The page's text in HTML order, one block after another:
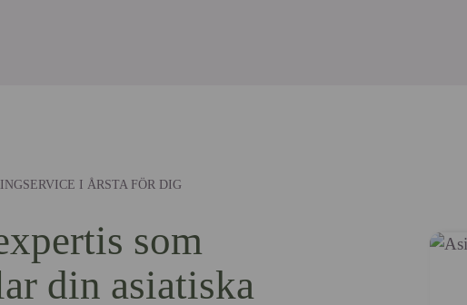
I ÅRSTA FÖR DIG
som
din asiatiska